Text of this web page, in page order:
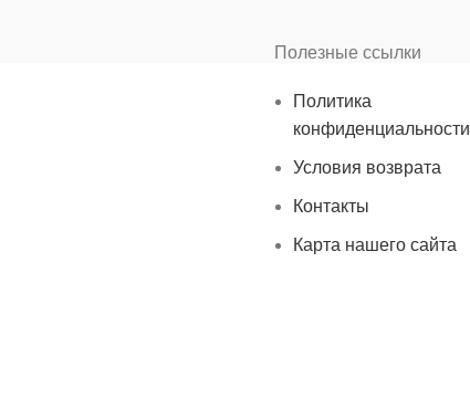
Полезные ссылки
Политика
конфиденциальности
Условия возврата
Контакты
Карта нашего сайта